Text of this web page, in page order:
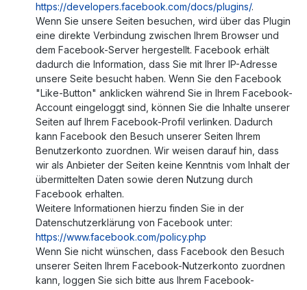
https://developers.facebook.com/docs/plugins/.
Wenn Sie unsere Seiten besuchen, wird über das Plugin
eine direkte Verbindung zwischen Ihrem Browser und
dem Facebook-Server hergestellt. Facebook erhält
dadurch die Information, dass Sie mit Ihrer IP-Adresse
unsere Seite besucht haben. Wenn Sie den Facebook
"Like-Button" anklicken während Sie in Ihrem Facebook-
Account eingeloggt sind, können Sie die Inhalte unserer
Seiten auf Ihrem Facebook-Profil verlinken. Dadurch
kann Facebook den Besuch unserer Seiten Ihrem
Benutzerkonto zuordnen. Wir weisen darauf hin, dass
wir als Anbieter der Seiten keine Kenntnis vom Inhalt der
übermittelten Daten sowie deren Nutzung durch
Facebook erhalten.
Weitere Informationen hierzu finden Sie in der
Datenschutzerklärung von Facebook unter:
https://www.facebook.com/policy.php
Wenn Sie nicht wünschen, dass Facebook den Besuch
unserer Seiten Ihrem Facebook-Nutzerkonto zuordnen
kann, loggen Sie sich bitte aus Ihrem Facebook-